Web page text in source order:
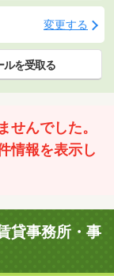
変更する
ルを受取る
せんでした。
情報を表示し
貸事務所・事